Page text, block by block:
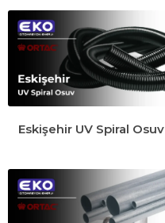
Eskişehir UV Spiral Osuv